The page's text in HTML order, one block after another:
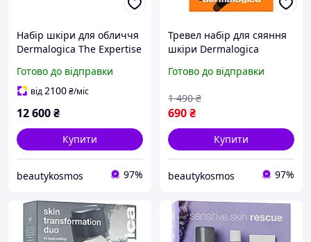
Набір шкіри для обличчя
Dermalogica The Expertise
Готово до відправки
від2100₴/міс
12 600₴
Купити
beautykosmos 97%
Тревел набір для сяяння
шкіри Dermalogica
Готово до відправки
690₴
1 490 ₴
Купити
beautykosmos 97%